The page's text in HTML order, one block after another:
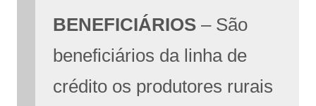
BENEFICIÁRIOS – São
beneficiários da linha de
crédito os produtores rurais